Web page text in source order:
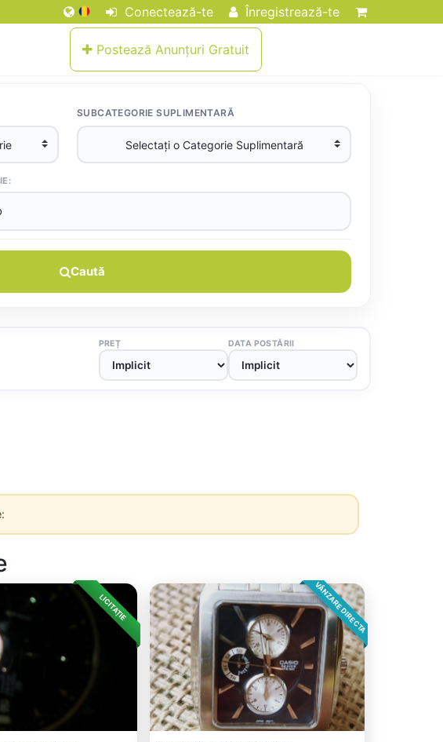
Conectează-te Înregistrează-te
Postează Anunțuri Gratuit
SUBCATEGORIE SUPLIMENTARĂ
Caută
PREȚ DATA POSTĂRII
LICITAȚIE VÂNZARE DIRECTA